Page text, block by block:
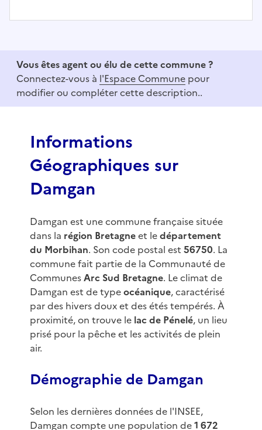
f
Vous êtes agent ou élu de cette commune ?
Connectez-vous à l'Espace Commune pour
modifier ou compléter cette description..
Informations
Géographiques sur
Damgan
Damgan est une commune française située
dans la région Bretagneet ledépartement
du Morbihan. Son code postal est 56750. La
commune fait partie de la Communauté de
CommunesArc Sud Bretagne. Le climat de
Damgan est de typeocéanique, caractérisé
par des hivers doux et des étés tempérés. À
proximité, on trouve le lac de Pénelé, un lieu
prisé pour la pêche et les activités de plein
air.
Démographie de Damgan
Selon les dernières données de l'INSEE,
Damgan compte une population de1 672